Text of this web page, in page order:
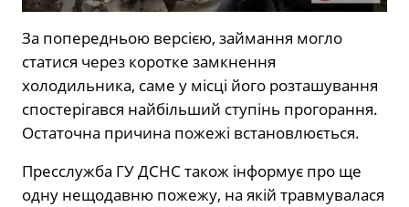
За попередньою версією, займання могло
статися через коротке замкнення
холодильника, саме у місці його розташування
спостерігався найбільший ступінь прогорання.
Остаточна причина пожежі встановлюється.
Пресслужба ГУ ДСНС також інформує про ще
одну нещодавню пожежу, на якій травмувалася